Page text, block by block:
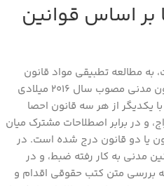
اساس قوانين
مطالعه تطبیقی مواد قانون
مدنی مصوب سال 1804 میلادی فرانسه و اصلاحات بعدی آن، قانون مدنی مصوب سال 2016 میلادی
یکدیگر از هر سه قانون احصا
و در برابر اصطلاحات مشترک میان
یا دو قانون درج شده است. در
مدنی به کار رفته ضبط، و در
بررسی متن کتب حقوقی اقدام و